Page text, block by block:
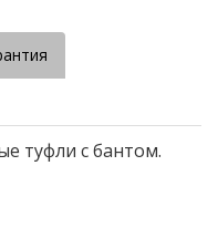
туфли с бантом.